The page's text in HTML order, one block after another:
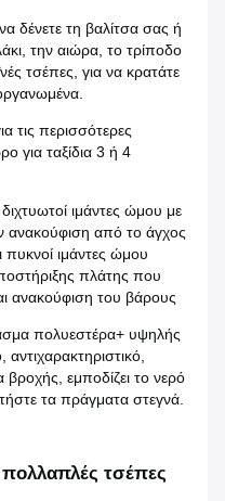
τη βαλίτσα σας ή
την αιώρα, το τρίποδο
τσέπες, για να κρατάτε
τις περισσότερες
για ταξίδια 3 ή 4
ιμάντες ώμου με
ανακούφιση από το άγχος
ιμάντες ώμου
πλάτης που
ανακούφιση του βάρους
πολυεστέρα+ υψηλής
αντιχαρακτηριστικό,
εμποδίζει το νερό
τα πράγματα στεγνά.
πολλαπλές τσέπες